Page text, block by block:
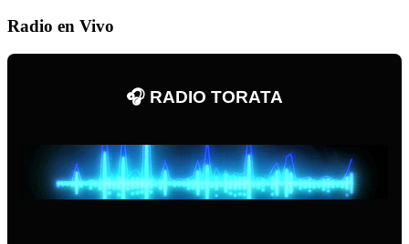
Radio en Vivo
🎧 RADIO TORATA